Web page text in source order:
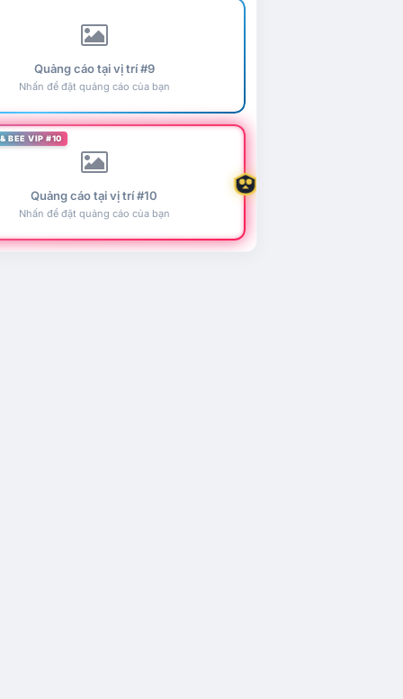
Quảng cáo tại vị trí #9
Nhấn để đặt quảng cáo của bạn
BEE VIP #10
Quảng cáo tại vị trí #10
Nhấn để đặt quảng cáo của bạn